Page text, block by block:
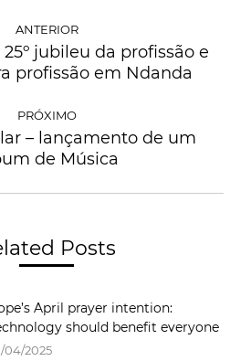
ANTERIOR
jubileu da profissão e
profissão em Ndanda
PRÓXIMO
– lançamento de um
de Música
Posts
April prayer intention:
should benefit everyone
04/2025